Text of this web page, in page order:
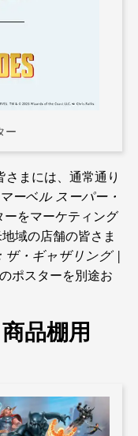
ー
まには、通常通り
ーベル スーパー・
をマーケティング
域の店舗の皆さま
ザ・ギャザリング |
のポスターを別途お
品棚用